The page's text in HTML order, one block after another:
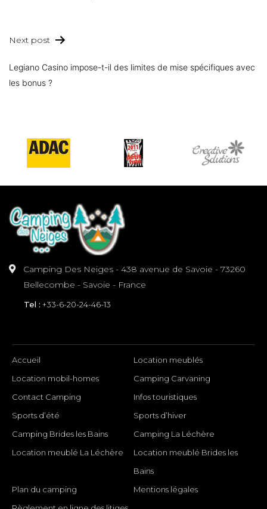
Next post
Legiano Casino impose-t-il des limites de mise spécifiques avec
les bonus ?
Camping Des Neiges - 438 avenue de Savoie - 73260
Bellecombe - Savoie - France
Tel : +33-6-20-24-46-13
Accueil
Location meublés
Location mobil-homes
Camping Carvaning
Contact Camping
Infos touristiques
Sports d’été
Sports d’hiver
Camping Brides les Bains
Camping La Léchère
Location meublé La Léchère
Location meublé Brides les
Bains
Plan du camping
Mentions légales